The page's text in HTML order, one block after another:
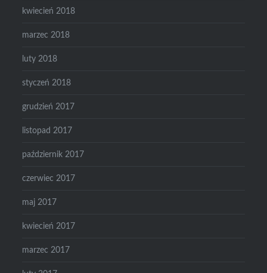
kwiecień 2018
marzec 2018
luty 2018
styczeń 2018
grudzień 2017
listopad 2017
październik 2017
czerwiec 2017
maj 2017
kwiecień 2017
marzec 2017